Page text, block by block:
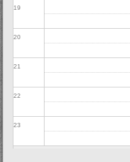
19
20
21
22
23